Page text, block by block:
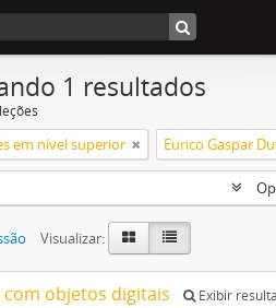
1 resultados
em nível superior Eurico Gaspar
Visualizar:
objetos digitais Exibir